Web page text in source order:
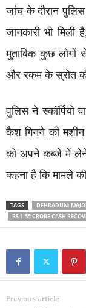
जांच के दौरान पुलिस
जानकारी भी
मुताबिक कुछ लोगों
और रकम के स्रोत
पुलिस ने
कैश गिनने की मशीन
को अपने कब्जे में लेने
कहना है कि मामले
TAGS
DEHRADUN:
RS 1.55 CRORE CASH
Previous article